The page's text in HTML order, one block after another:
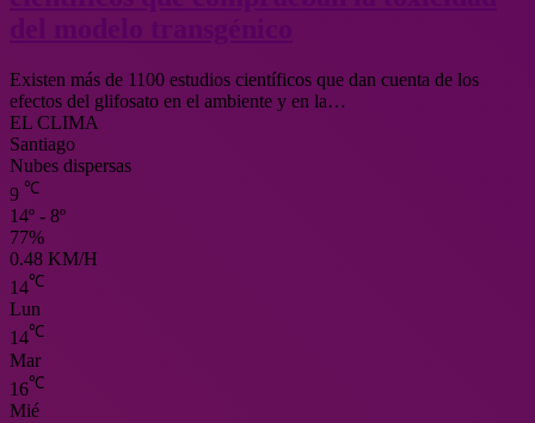
Existen más de 1100 estudios científicos que dan cuenta de los
efectos del glifosato en el ambiente y en la…
EL CLIMA
Santiago
Nubes dispersas
9 ℃
14º - 8º
77%
0.48 KM/H
14℃
Lun
14℃
Mar
16℃
Mié